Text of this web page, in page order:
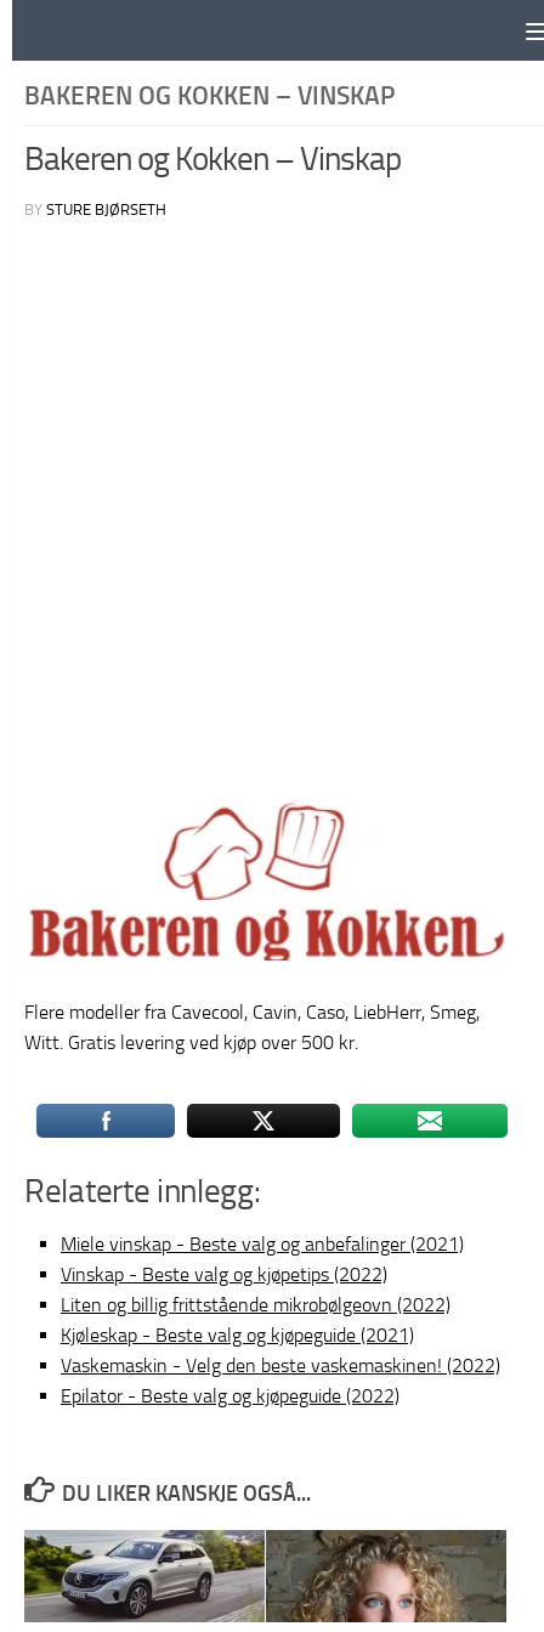
BAKEREN OG KOKKEN – VINSKAP
Bakeren og Kokken – Vinskap
BY STURE BJØRSETH
Flere modeller fra Cavecool, Cavin, Caso, LiebHerr, Smeg,
Witt. Gratis levering ved kjøp over 500 kr.
Relaterte innlegg:
Miele vinskap - Beste valg og anbefalinger (2021)
Vinskap - Beste valg og kjøpetips (2022)
Liten og billig frittstående mikrobølgeovn (2022)
Kjøleskap - Beste valg og kjøpeguide (2021)
Vaskemaskin - Velg den beste vaskemaskinen! (2022)
Epilator - Beste valg og kjøpeguide (2022)
DU LIKER KANSKJE OGSÅ...